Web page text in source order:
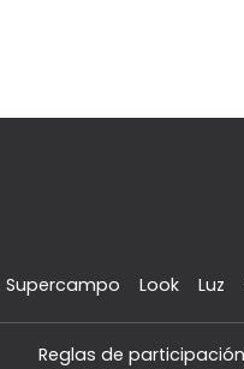
Supercampo Look Luz
Reglas de participación